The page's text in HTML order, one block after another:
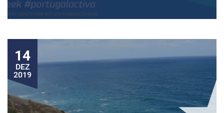
14
DEZ
2019